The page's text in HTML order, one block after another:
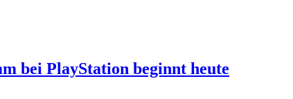
bei PlayStation beginnt heute